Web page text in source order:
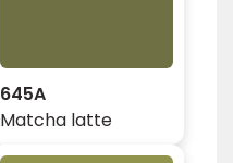
645A
Matcha latte